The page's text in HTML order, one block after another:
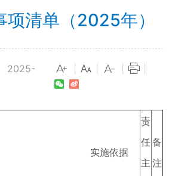
项清单（2025年）
2025-
施依据
责
任
主
备
注